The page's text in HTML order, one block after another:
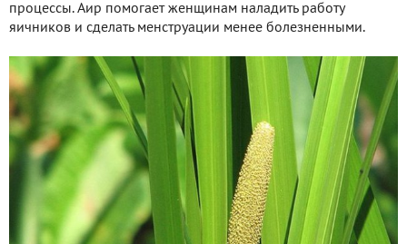
процессы. Аир помогает женщинам наладить работу
яичников и сделать менструации менее болезненными.